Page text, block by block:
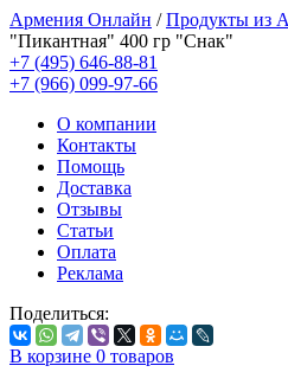
Армения Онлайн /Продукты из
"Пикантная" 400 гр "Снак"
+7 (495) 646-88-81
+7 (966) 099-97-66
О компании
Контакты
Помощь
Доставка
Отзывы
Статьи
Оплата
Реклама
Поделиться:
В корзине 0 товаров